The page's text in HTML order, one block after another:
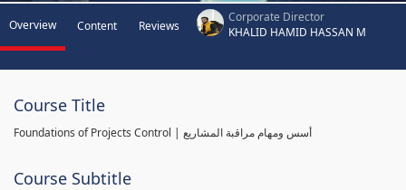
Overview Content Reviews
Corporate Director
KHALID HAMID HASSAN M
Course Title
Foundations of Projects Control | أسس ومهام مراقبة المشاريع
Course Subtitle